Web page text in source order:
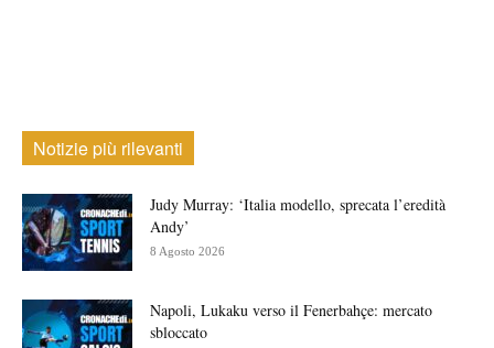
Notizie più rilevanti
Judy Murray: ‘Italia modello, sprecata l’eredità
Andy’
8 Agosto 2026
Napoli, Lukaku verso il Fenerbahçe: mercato
sbloccato